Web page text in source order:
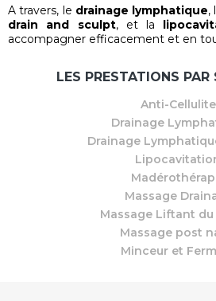
A travers, le drainage lymphatique,
drain and sculpt, et la
accompagner efficacement et en
LES PRESTATIONS PAR
Anti-Cellulite
Drainage
Drainage
Massage
Massage Liftant du
Massage post
Minceur et